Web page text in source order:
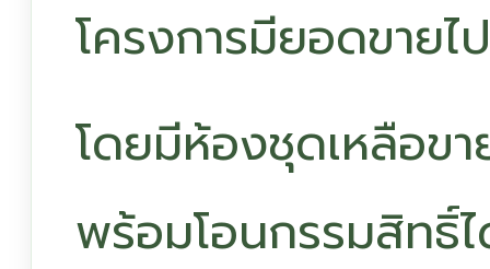
โครงการมียอดขาย
โดยมีห้องชุดเหลือข
พร้อมโอนกรรมสิทธิ์